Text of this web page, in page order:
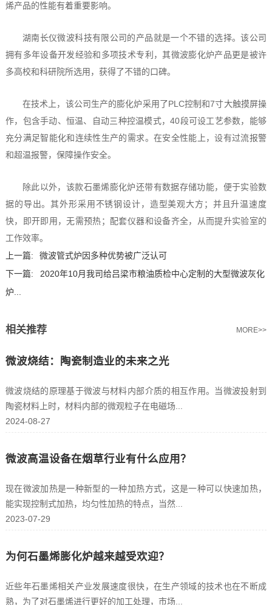
烯产品的性能有着重要影响。
湖南长仪微波科技有限公司的产品就是一个不错的选择。该公司
拥有多年设备开发经验和多项技术专利，其微波膨化炉产品更是被许
多高校和科研院所选用，获得了不错的口碑。
在技术上，该公司生产的膨化炉采用了PLC控制和7寸大触摸屏操
作，包含手动、恒温、自动三种控温模式，40段可设工艺参数，能够
充分满足智能化和连续性生产的需求。在安全性能上，设有过流报警
和超温报警，保障操作安全。
除此以外，该款石墨烯膨化炉还带有数据存储功能，便于实验数
据的导出。其外形采用不锈钢设计，造型美观大方；并且升温速度
快，即开即用，无需预热；配套仪器和设备齐全，从而提升实验室的
工作效率。
上一篇:
微波管式炉因多种优势被广泛认可
下一篇:
2020年10月我司给吕梁市粮油质检中心定制的大型微波灰化
炉...
相关推荐 MORE>>
微波烧结：陶瓷制造业的未来之光
微波烧结的原理基于微波与材料内部介质的相互作用。当微波投射到
陶瓷材料上时，材料内部的微观粒子在电磁场...
2024-08-27
微波高温设备在烟草行业有什么应用？
现在微波加热是一种新型的一种加热方式，这是一种可以快速加热，
能实现控制式加热，均匀性加热的特点，当然...
2023-07-29
为何石墨烯膨化炉越来越受欢迎？
近些年石墨烯相关产业发展速度很快，在生产领域的技术也在不断成
熟，为了对石墨烯进行更好的加工处理，市场...